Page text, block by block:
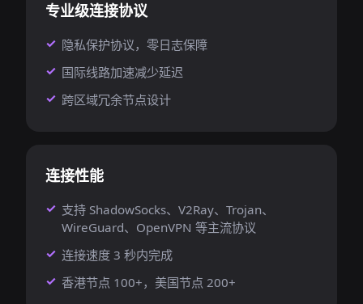
专业级连接协议
隐私保护协议，零日志保障
国际线路加速减少延迟
跨区域冗余节点设计
连接性能
支持 ShadowSocks、V2Ray、Trojan、
WireGuard、OpenVPN 等主流协议
连接速度 3 秒内完成
香港节点 100+，美国节点 200+